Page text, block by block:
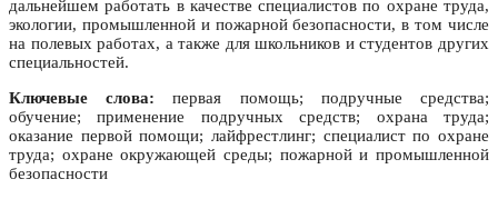
дальнейшем работать в качестве специалистов по охране труда,
экологии, промышленной и пожарной безопасности, в том числе
на полевых работах, а также для школьников и студентов других
специальностей.
Ключевые слова: первая помощь; подручные средства;
обучение; применение подручных средств; охрана труда;
оказание первой помощи; лайфрестлинг; специалист по охране
труда; охране окружающей среды; пожарной и промышленной
безопасности